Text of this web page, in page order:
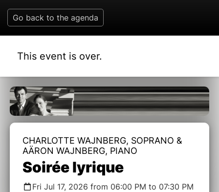
Go back to the agenda
This event is over.
CHARLOTTE WAJNBERG, SOPRANO &
AÄRON WAJNBERG, PIANO
Soirée lyrique
Fri Jul 17, 2026 from 06:00 PM to 07:30 PM